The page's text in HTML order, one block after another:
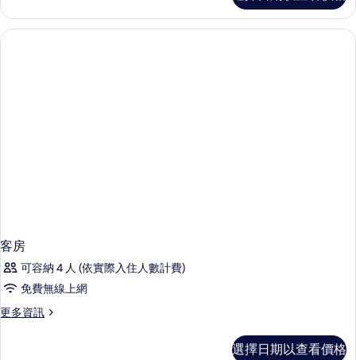
Sansoka
withopen-
非
吸
煙
客房
可容納 4 人 (依實際入住人數計費)
免費無線上網
更多資訊
更
選擇日期以查看價格